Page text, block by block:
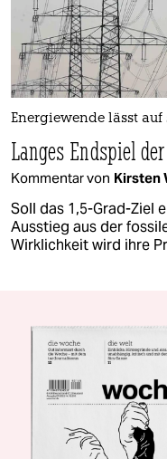
Energiewende lässt
Langes Endspiel
Kommentar von Kirsten
Soll das 1,5-Grad-Ziel
Ausstieg aus der
Wirklichkeit wird ihre